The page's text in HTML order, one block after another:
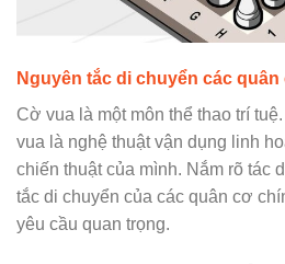
Nguyên tắc di chuyển các quân
Cờ vua là một môn thể thao trí
vua là nghệ thuật vận dụng linh
chiến thuật của mình. Nắm rõ tác
tắc di chuyển của các quân cơ
yêu cầu quan trọng.